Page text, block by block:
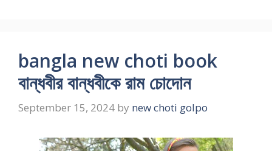
bangla new choti book
বান্ধবীর বান্ধবীকে রাম চোদোন
September 15, 2024 by new choti golpo